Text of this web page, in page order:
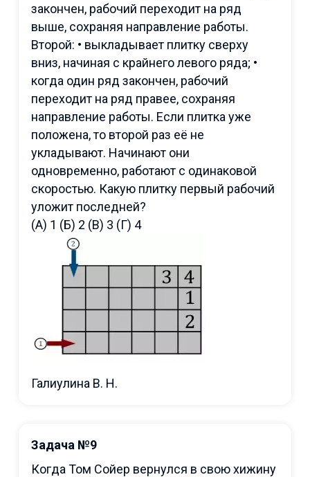
закончен, рабочий переходит на ряд
выше, сохраняя направление работы.
Второй: • выкладывает плитку сверху
вниз, начиная с крайнего левого ряда; •
когда один ряд закончен, рабочий
переходит на ряд правее, сохраняя
направление работы. Если плитка уже
положена, то второй раз её не
укладывают. Начинают они
одновременно, работают с одинаковой
скоростью. Какую плитку первый рабочий
уложит последней?
(А) 1 (Б) 2 (В) 3 (Г) 4
Галиулина В. Н.
Задача №9
Когда Том Сойер вернулся в свою хижину